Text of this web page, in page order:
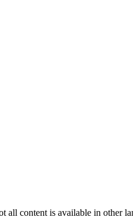
all content is available in other